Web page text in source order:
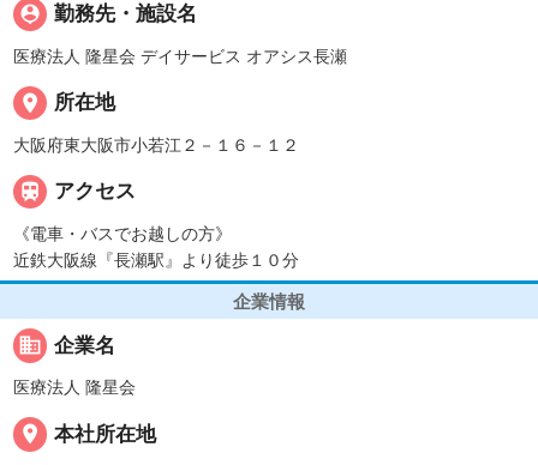
person_pin 勤務先・施設名
医療法人 隆星会 デイサービス オアシス長瀬
place 所在地
大阪府東大阪市小若江２－１６－１２
 アクセス
《電車・バスでお越しの方》
近鉄大阪線『長瀬駅』より徒歩１０分
企業情報
business 企業名
医療法人 隆星会
place 本社所在地